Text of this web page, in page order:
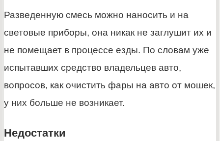
Разведенную смесь можно наносить и на
световые приборы, она никак не заглушит их и
не помещает в процессе езды. По словам уже
испытавших средство владельцев авто,
вопросов, как очистить фары на авто от мошек,
у них больше не возникает.
Недостатки